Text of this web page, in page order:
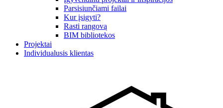
Parsisiunčiami failai
Kur įsigyti?
Rasti rangovą
BIM bibliotekos
Projektai
Individualusis klientas